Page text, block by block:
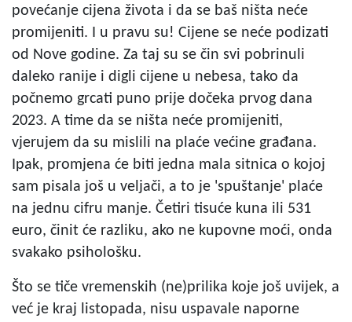
povećanje cijena života i da se baš ništa neće
promijeniti. I u pravu su! Cijene se neće podizati
od Nove godine. Za taj su se čin svi pobrinuli
daleko ranije i digli cijene u nebesa, tako da
počnemo grcati puno prije dočeka prvog dana
2023. A time da se ništa neće promijeniti,
vjerujem da su mislili na plaće većine građana.
Ipak, promjena će biti jedna mala sitnica o kojoj
sam pisala još u veljači, a to je 'spuštanje' plaće
na jednu cifru manje. Četiri tisuće kuna ili 531
euro, činit će razliku, ako ne kupovne moći, onda
svakako psihološku.
Što se tiče vremenskih (ne)prilika koje još uvijek, a
već je kraj listopada, nisu uspavale naporne